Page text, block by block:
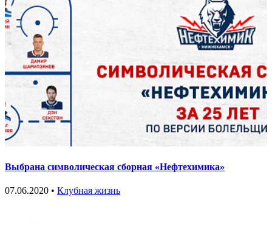
Выбрана символическая сборная «Нефтехимика»
07.06.2020 • Клубная жизнь